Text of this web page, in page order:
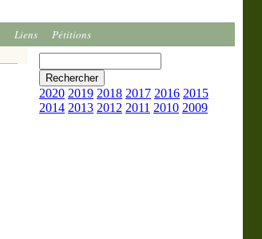
Liens Pétitions